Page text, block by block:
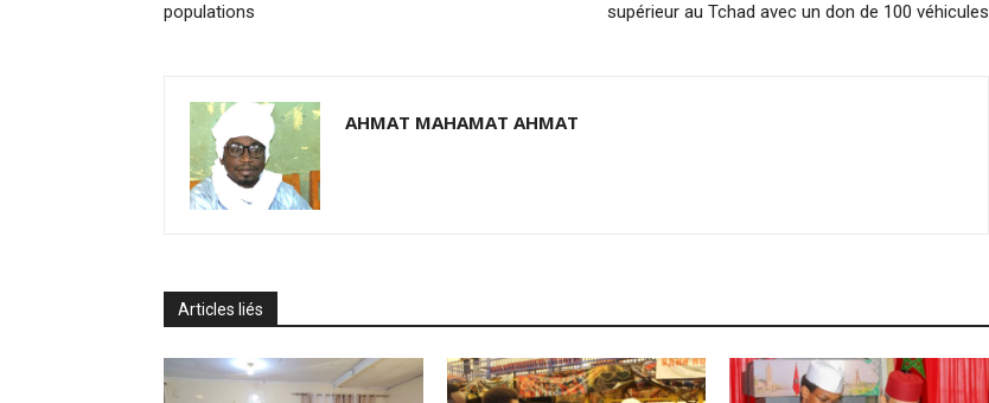
populations
supérieur au Tchad avec un don de 100 véhicules
AHMAT MAHAMAT AHMAT
Articles liés